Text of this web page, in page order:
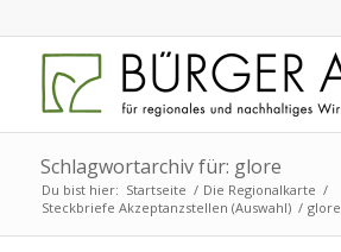
Schlagwortarchiv für: glore
Du bist hier: Startseite / Die Regionalkarte /
Steckbriefe Akzeptanzstellen (Auswahl) / glore